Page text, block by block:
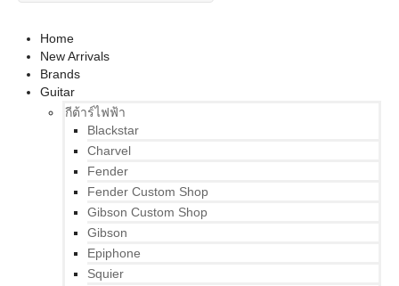
Home
New Arrivals
Brands
Guitar
กีต้าร์ไฟฟ้า
Blackstar
Charvel
Fender
Fender Custom Shop
Gibson Custom Shop
Gibson
Epiphone
Squier